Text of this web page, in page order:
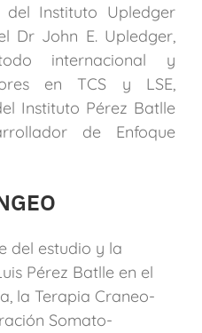
del Instituto Upledger
Dr John E. Upledger,
internacional y
en TCS y LSE,
Instituto Pérez Batlle
de Enfoque
del estudio y la
Pérez Batlle en el
la Terapia Craneo-
Somato-